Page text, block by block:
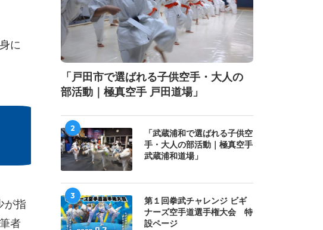
に
が指
者
「戸田市で選ばれる子供空手・大人の
部活動｜極真空手 戸田道場」
2
「武蔵浦和で選ばれる子供空
手・大人の部活動｜極真空手
武蔵浦和道場」
3
第１回拳武チャレンジ ビギ
ナーズ空手道選手権大会 特
設ページ